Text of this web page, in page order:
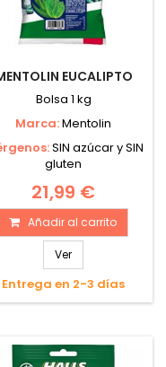
EUCALIPTO
Bolsa 1 kg
Marca:Mentolin
SIN azúcar y SIN
gluten
21,99 €
Añadir al carrito
Ver
Entrega en 2-3 días